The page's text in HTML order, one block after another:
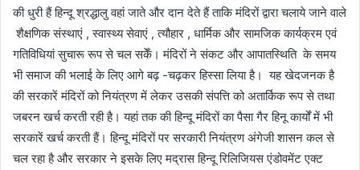
की धुरी हैं हिन्दू श्रद्धालु वहां जाते और दान देते हैं ताकि मंदिरों द्वारा चलाये जाने वाले
शैक्षणिक संस्थाएं , स्वास्थ्य सेवाएं , त्यौहार , धार्मिक और सामजिक कार्यक्रम एवं
गतिविधियां सुचारू रूप से चल सकेँ। मंदिरों ने संकट और आपातस्थिति के समय
भी समाज की भलाई के लिए आगे बढ़ -चढ़कर हिस्सा लिया है। यह खेदजनक है
की सरकारें मंदिरों को नियंत्रण में लेकर उसकी संपत्ति को अतार्किक रूप से तथा
जबरन खर्च करती रही है। यहां तक की हिन्दू मंदिरों का पैसा गैर हिनू कार्यों में भी
सरकारें खर्च करती हैं। हिन्दू मंदिरों पर सरकारी नियंत्रण अंगेजी शासन कल से
चल रहा है और सरकार ने इसके लिए मद्रास हिन्दू रिलिजियस एंडोवमेंट एक्ट